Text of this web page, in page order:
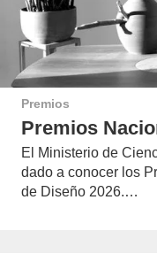
Premios
Premios
El Ministerio de
dado a conocer los
de Diseño 2026.…